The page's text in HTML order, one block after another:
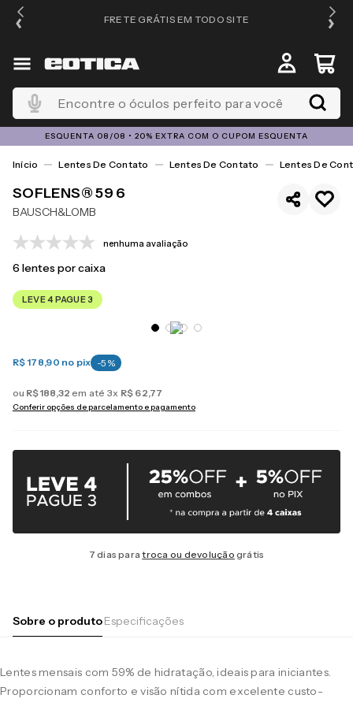
FRETE GRÁTIS EM TODO SITE
Encontre o óculos perfeito para você
ESQUENTA 08/08 • 20% EXTRA COM O CUPOM ESQUENTA
Lentes De Contato Lentes De Contato Lentes De
SOFLENS® 59 6
BAUSCH&LOMB
nenhuma avaliação
6 lentes por caixa
LEVE 4 PAGUE 3
R$ 178,90 no pix -5 %
ou R$188,32 em até 3x R$ 62,77
Conferir opções de parcelamento e pagamento
7 dias paratroca ou devolução grátis
Sobre o produtoEspecificações
Lentes mensais com 59% de hidratação, ideais para iniciantes.
Proporcionam conforto e visão nítida com excelente custo-